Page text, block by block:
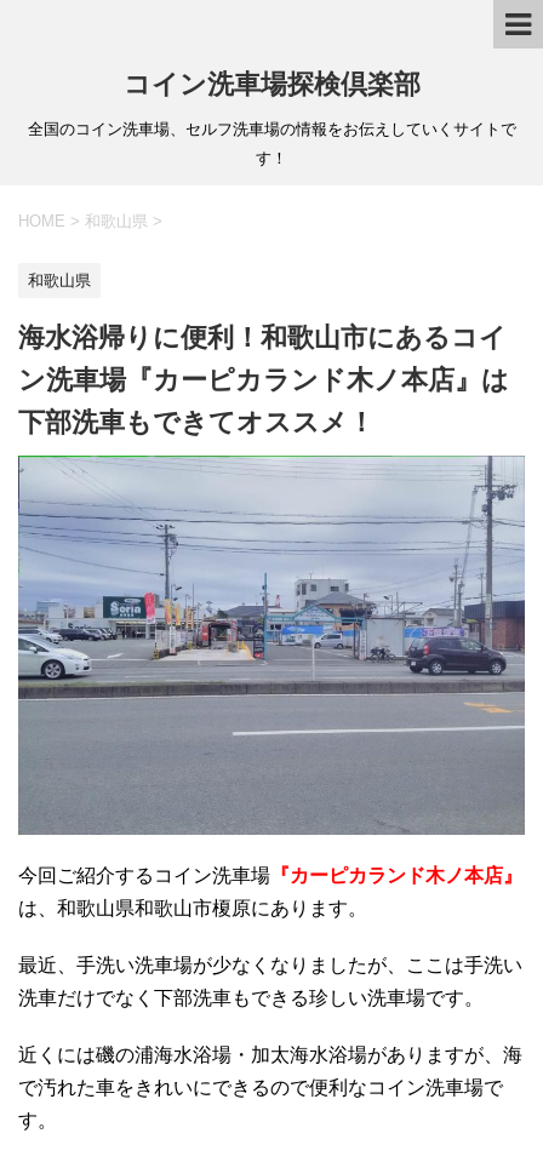
コイン洗車場探検倶楽部
全国のコイン洗車場、セルフ洗車場の情報をお伝えしていくサイトで
す！
HOME > 和歌山県 >
和歌山県
海水浴帰りに便利！和歌山市にあるコイ
ン洗車場『カーピカランド木ノ本店』は
下部洗車もできてオススメ！
今回ご紹介するコイン洗車場 『カーピカランド木ノ本店』
は、和歌山県和歌山市榎原にあります。
最近、手洗い洗車場が少なくなりましたが、ここは手洗い
洗車だけでなく下部洗車もできる珍しい洗車場です。
近くには磯の浦海水浴場・加太海水浴場がありますが、海
で汚れた車をきれいにできるので便利なコイン洗車場で
す。